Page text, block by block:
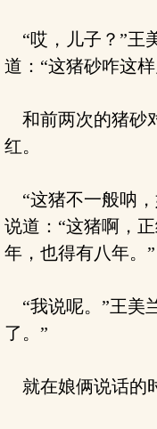
“哎，儿子？”王
道：“这猪砂咋这
和前两次的猪砂
红。
“这猪不一般呐，
说道：“这猪啊，
年，也得有八年。”
“我说呢。”王美
了。”
就在娘俩说话的